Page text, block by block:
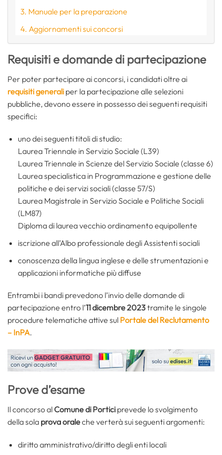
Manuale per la preparazione
Aggiornamenti sui concorsi
Requisiti e domande di partecipazione
Per poter partecipare ai concorsi, i candidati oltre ai
requisiti generali per la partecipazione alle selezioni
pubbliche, devono essere in possesso dei seguenti requisiti
specifici:
uno dei seguenti titoli di studio:
Laurea Triennale in Servizio Sociale (L39)
Laurea Triennale in Scienze del Servizio Sociale (classe 6)
Laurea specialistica in Programmazione e gestione delle
politiche e dei servizi sociali (classe 57/S)
Laurea Magistrale in Servizio Sociale e Politiche Sociali
(LM87)
Diploma di laurea vecchio ordinamento equipollente
iscrizione all’Albo professionale degli Assistenti sociali
conoscenza della lingua inglese e delle strumentazioni e
applicazioni informatiche più diffuse
Entrambi i bandi prevedono l’invio delle domande di
partecipazione entro l’11 dicembre 2023tramite le singole
procedure telematiche attive sul Portale del Reclutamento
– InPA.
Prove d’esame
Il concorso al Comune di Portici prevede lo svolgimento
della sola prova oraleche verterà sui seguenti argomenti:
diritto amministrativo/diritto degli enti locali